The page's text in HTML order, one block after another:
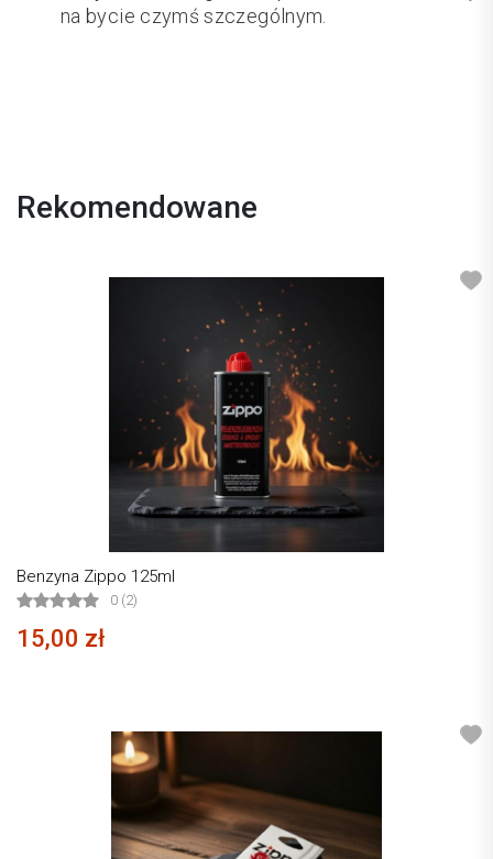
na bycie czymś szczególnym.
Rekomendowane
Benzyna Zippo 125ml
0 (2)
15,00 zł